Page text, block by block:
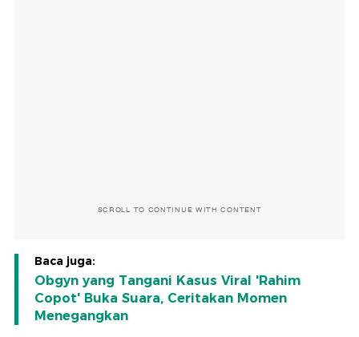
SCROLL TO CONTINUE WITH CONTENT
Baca juga:
Obgyn yang Tangani Kasus Viral 'Rahim
Copot' Buka Suara, Ceritakan Momen
Menegangkan